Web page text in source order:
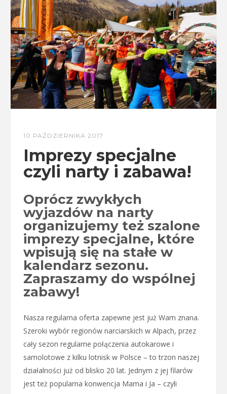
10 PAŹDZIERNIKA 2017
Imprezy specjalne
czyli narty i zabawa!
Oprócz zwykłych
wyjazdów na narty
organizujemy też szalone
imprezy specjalne, które
wpisują się na stałe w
kalendarz sezonu.
Zapraszamy do wspólnej
zabawy!
Nasza regularna oferta zapewne jest już Wam znana.
Szeroki wybór regionów narciarskich w Alpach, przez
cały sezon regularne połączenia autokarowe i
samolotowe z kilku lotnisk w Polsce – to trzon naszej
działalności już od blisko 20 lat. Jednym z jej filarów
jest też popularna konwencja Mama i Ja – czyli